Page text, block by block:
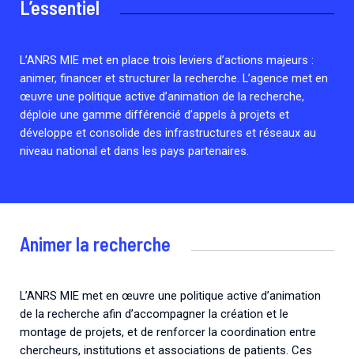
Associations de patient.e.s
Retrouvez toutes les cellules Émergence, actives ou
inactives.
L’essentiel
L’ANRS MIE met en place trois leviers d’actions majeurs :
animer, financer et structurer la recherche. L’agence met en
œuvre une politique active d’animation de la recherche,
déploie une gamme différencié d’appels à projets et
développe et consolide des infrastructures et réseaux au
niveau national et dans les pays partenaires.
Animer la recherche
L’ANRS MIE met en œuvre une politique active d’animation
de la recherche afin d’accompagner la création et le
montage de projets, et de renforcer la coordination entre
chercheurs, institutions et associations de patients. Ces